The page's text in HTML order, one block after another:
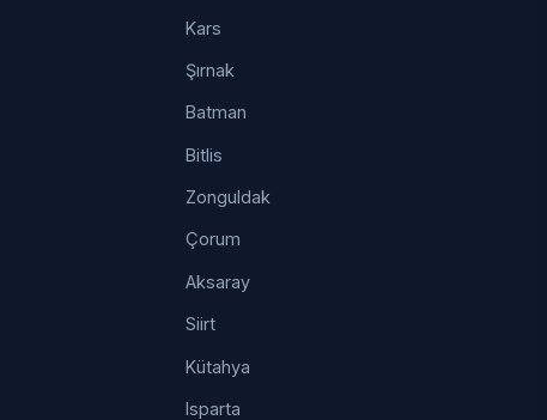
Kars
Şırnak
Batman
Bitlis
Zonguldak
Çorum
Aksaray
Siirt
Kütahya
Isparta